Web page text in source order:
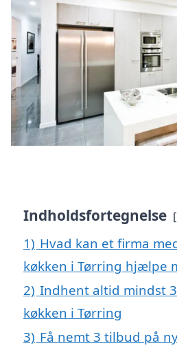
Indholdsfortegnelse
1) Hvad kan et firma
køkken i Tørring hjælpe
2) Indhent altid mindst
køkken i Tørring
3) Få nemt 3 tilbud på